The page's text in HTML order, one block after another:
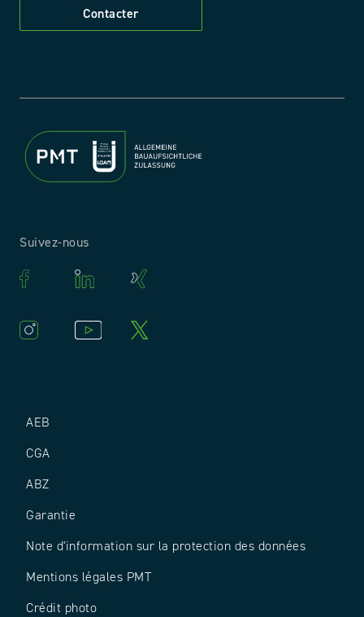
Contacter
AEB
CGA
ABZ
Garantie
Note d'information sur la protection des données
Mentions légales PMT
Crédit photo
Suivez-nous